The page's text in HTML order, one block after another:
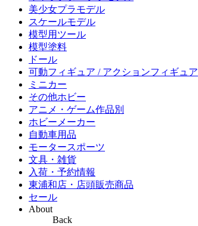
美少女プラモデル
スケールモデル
模型用ツール
模型塗料
ドール
可動フィギュア / アクションフィギュア
ミニカー
その他ホビー
アニメ・ゲーム作品別
ホビーメーカー
自動車用品
モータースポーツ
文具・雑貨
入荷・予約情報
東浦和店・店頭販売商品
セール
About
Back